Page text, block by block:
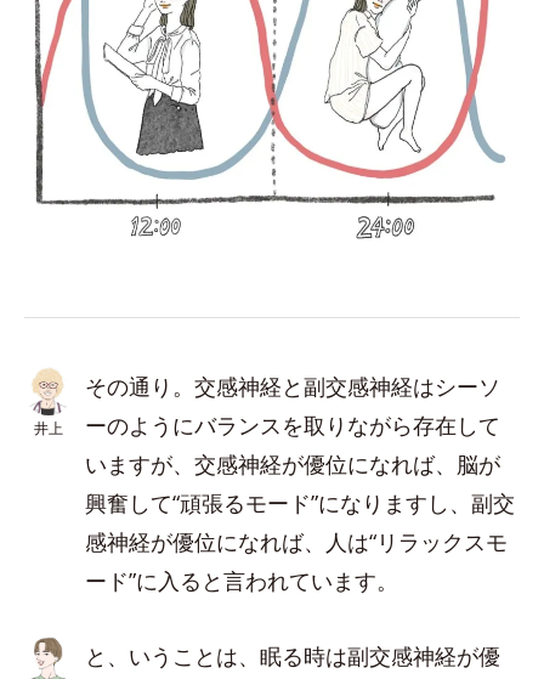
井上
その通り。交感神経と副交感神経はシーソ
ーのようにバランスを取りながら存在して
いますが、交感神経が優位になれば、脳が
興奮して“頑張るモード”になりますし、副交
感神経が優位になれば、人は“リラックスモ
ード”に入ると言われています。
と、いうことは、眠る時は副交感神経が優